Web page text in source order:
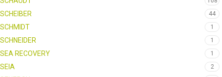
SCHEIBER 44
SCHMIDT 1
SCHNEIDER 1
SEA RECOVERY 1
SEIA 2